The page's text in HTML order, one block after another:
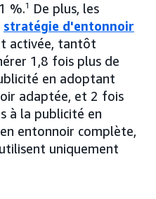
%.1
De plus, les
stratégie d'entonnoir
activée, tantôt
1,8 fois plus de
en adoptant
adaptée, et 2 fois
à la publicité en
entonnoir complète,
uniquement